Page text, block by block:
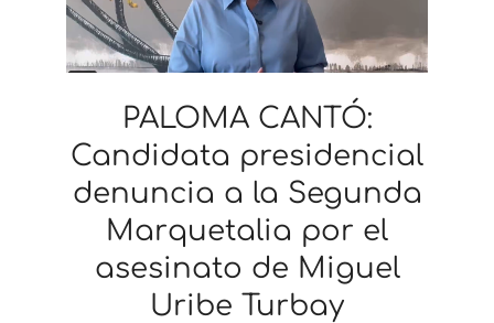
PALOMA CANTÓ:
Candidata presidencial
denuncia a la Segunda
Marquetalia por el
asesinato de Miguel
Uribe Turbay